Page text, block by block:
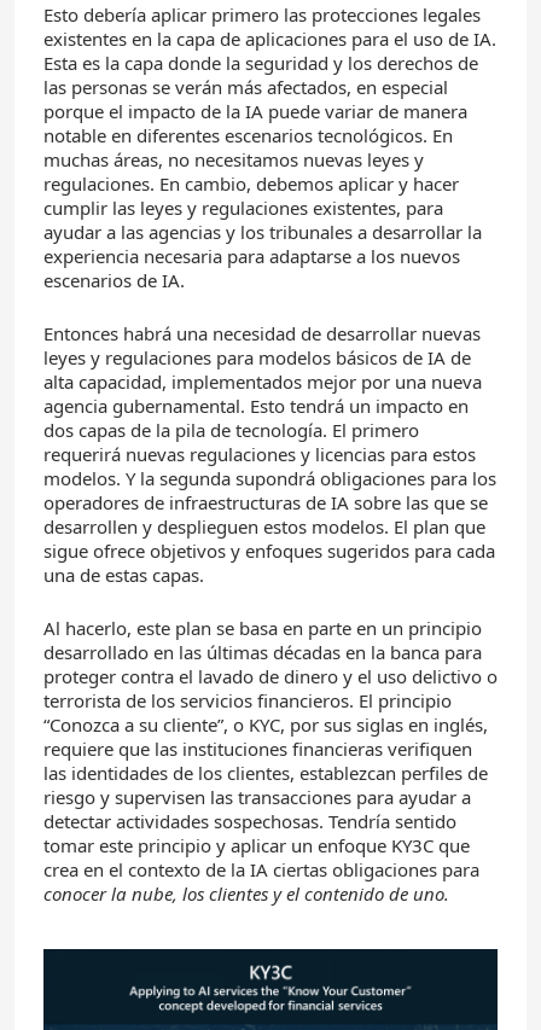
Esto debería aplicar primero las protecciones legales
existentes en la capa de aplicaciones para el uso de IA.
Esta es la capa donde la seguridad y los derechos de
las personas se verán más afectados, en especial
porque el impacto de la IA puede variar de manera
notable en diferentes escenarios tecnológicos. En
muchas áreas, no necesitamos nuevas leyes y
regulaciones. En cambio, debemos aplicar y hacer
cumplir las leyes y regulaciones existentes, para
ayudar a las agencias y los tribunales a desarrollar la
experiencia necesaria para adaptarse a los nuevos
escenarios de IA.
Entonces habrá una necesidad de desarrollar nuevas
leyes y regulaciones para modelos básicos de IA de
alta capacidad, implementados mejor por una nueva
agencia gubernamental. Esto tendrá un impacto en
dos capas de la pila de tecnología. El primero
requerirá nuevas regulaciones y licencias para estos
modelos. Y la segunda supondrá obligaciones para los
operadores de infraestructuras de IA sobre las que se
desarrollen y desplieguen estos modelos. El plan que
sigue ofrece objetivos y enfoques sugeridos para cada
una de estas capas.
Al hacerlo, este plan se basa en parte en un principio
desarrollado en las últimas décadas en la banca para
proteger contra el lavado de dinero y el uso delictivo o
terrorista de los servicios financieros. El principio
“Conozca a su cliente”, o KYC, por sus siglas en inglés,
requiere que las instituciones financieras verifiquen
las identidades de los clientes, establezcan perfiles de
riesgo y supervisen las transacciones para ayudar a
detectar actividades sospechosas. Tendría sentido
tomar este principio y aplicar un enfoque KY3C que
crea en el contexto de la IA ciertas obligaciones para
conocer la nube, los clientes y el contenido de uno.